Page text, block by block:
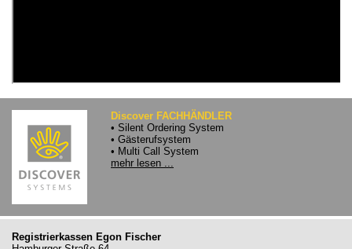
Discover FACHHÄNDLER
• Silent Ordering System
• Gästerufsystem
• Multi Call System
mehr lesen ...
Registrierkassen Egon Fischer